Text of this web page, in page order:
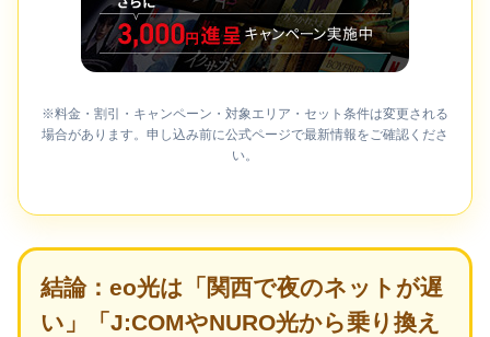
※料金・割引・キャンペーン・対象エリア・セット条件は変更される
場合があります。申し込み前に公式ページで最新情報をご確認くださ
い。
結論：eo光は「関西で夜のネットが遅
い」「J:COMやNURO光から乗り換え